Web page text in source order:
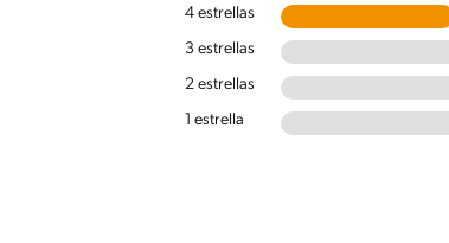
4 estrellas
3 estrellas
2 estrellas
1 estrella